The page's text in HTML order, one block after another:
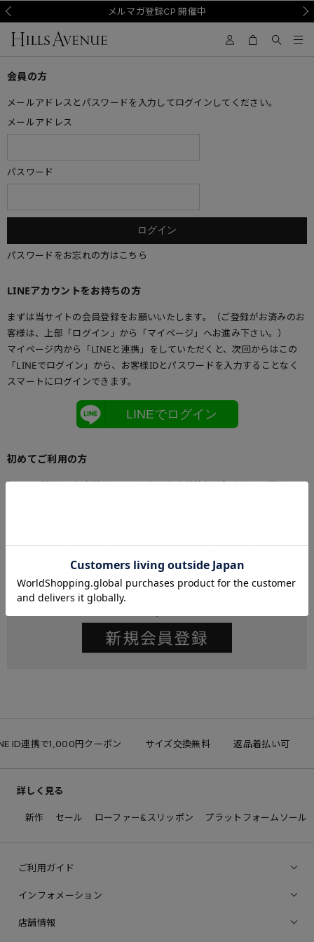
メルマガ登録CP 開催中
会員の方
メールアドレスとパスワードを入力してログインしてください。
メールアドレス
パスワード
パスワードをお忘れの方はこちら
LINEアカウントをお持ちの方
まずは当サイトの会員登録をお願いいたします。（ご登録がお済みのお
客様は、上部「ログイン」から「マイページ」へお進み下さい。）
マイページ内から「LINEと連携」をしていただくと、次回からはこの
「LINEでログイン」から、お客様IDとパスワードを入力することなく
スマートにログインできます。
LINEでログイン
初めてご利用の方
初めてご利用のお客様は、こちらからお客様情報登録を行って下さい。
ID連携で1,000円クーポン サイズ交換無料 返品着払い可
詳しく見る
新作 セール ローファー&スリッポン プラットフォームソール
ご利用ガイド
インフォメーション
店舗情報